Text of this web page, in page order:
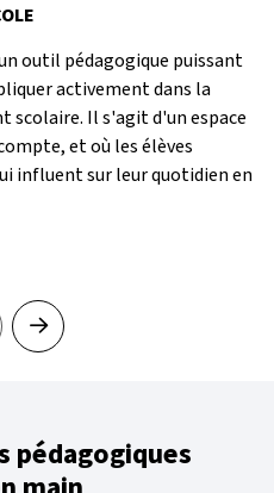
outil pédagogique puissant
activement dans la
scolaire. Il s'agit d'un espace
et où les élèves
influent sur leur quotidien en
pédagogiques